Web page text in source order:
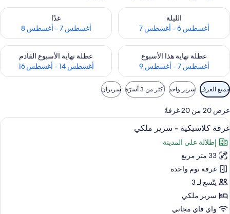
الليلة
أغسطس 6 - أغسطس 7
تحقق من مدى التوفر لليلة للفترة أغسطس 6 - أغسطس 7
غدًا
أغسطس 7 - أغسطس 8
تحقق من مدى التوفر لغد للفترة أغسطس
عطلة نهاية هذا الأسبوع
أغسطس 7 - أغسطس 9
تحقق من مدى التوفر لعطلة نهاية هذا الأسبوع للفترة أغسطس 7 - أغسطس 9
عطلة نهاية الأسبوع القادم
أغسطس 14 - أغسطس 16
تحقق من مدى التوفر لعطلة نهاية
عوامل
التصفية
المتاحة
للغرف
جميع الغرف سرير واحد أكثر من 3 أسرّة سريران
عرض 20 من 20 غرفةً
استعراض
جميع
صور
غرفة
كلاسيكية
-
سرير
ملكي
أغطية فراش متميزة وعناصر مجانية
5
غرفة كلاسيكية - سرير ملكي
إطلالة على المدينة
33 متر مربع
غرفة نوم واحدة
يتّسع لـ 3
سرير ملكي
واي فاي مجاني